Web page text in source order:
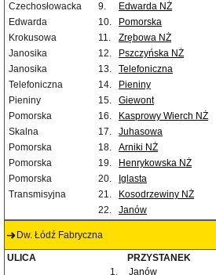
Czechosłowacka
9. Edwarda NŻ
Edwarda
10. Pomorska
Krokusowa
11. Zrębowa NŻ
Janosika
12. Pszczyńska NŻ
Janosika
13. Telefoniczna
Telefoniczna
14. Pieniny
Pieniny
15. Giewont
Pomorska
16. Kasprowy Wierch NŻ
Skalna
17. Juhasowa
Pomorska
18. Arniki NŻ
Pomorska
19. Henrykowska NŻ
Pomorska
20. Iglasta
Transmisyjna
21. Kosodrzewiny NŻ
22.
Janów
Dw. Łódź Fabryczna
ULICA PRZYSTANEK
1.
Janów